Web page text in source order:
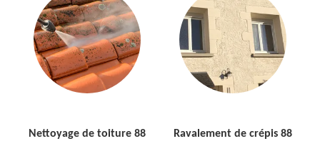
Nettoyage de toiture 88 Ravalement de crépis 88